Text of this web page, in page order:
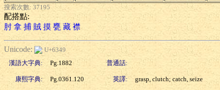
搜索次數: 37195
配搭點:
肘 拿 捕 賊 摸 甕 藏 襟
Unicode:
U+6349
漢語大字典:
Pg.1882 普通話:
康熙字典: Pg.0361.120 英譯: grasp, clutch; catch, seize